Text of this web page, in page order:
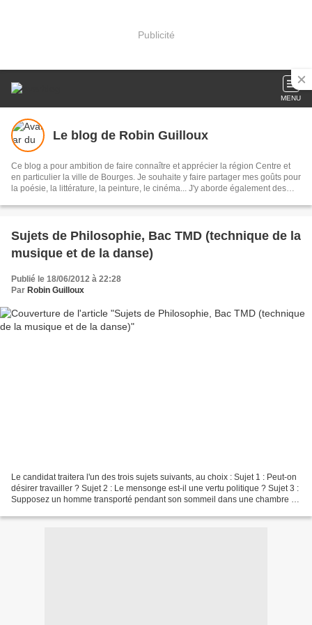
Publicité
MENU
Le blog de Robin Guilloux
Ce blog a pour ambition de faire connaître et apprécier la région Centre et
en particulier la ville de Bourges. Je souhaite y faire partager mes goûts pour
la poésie, la littérature, la peinture, le cinéma... J'y aborde également des
système scolaire (je suis enseignant), mais aussi la politique au sens large
Sujets de Philosophie, Bac TMD (technique de la
musique et de la danse)
Publié le 18/06/2012 à 22:28
Par Robin Guilloux
Le candidat traitera l'un des trois sujets suivants, au choix : Sujet 1 : Peut-on
désirer travailler ? Sujet 2 : Le mensonge est-il une vertu politique ? Sujet 3 :
Supposez un homme transporté pendant son sommeil dans une chambre où